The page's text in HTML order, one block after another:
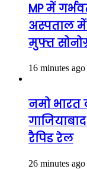
MP में
अस्पताल में
मुफ्त
16 minutes ago
नमो भारत
रैपिड रेल
26 minutes ago